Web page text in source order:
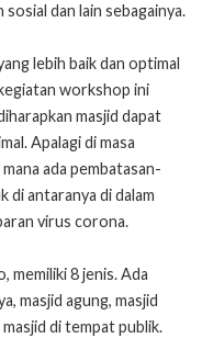
dan lain sebagainya.
lebih baik dan optimal
workshop ini
masjid dapat
Apalagi di masa
ada pembatasan-
di antaranya di dalam
virus corona.
memiliki 8 jenis. Ada
masjid agung, masjid
di tempat publik.